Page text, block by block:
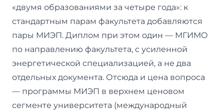
«двумя образованиями за четыре года»: к
стандартным парам факультета добавляются
пары МИЭП. Диплом при этом один — МГИМО
по направлению факультета, с усиленной
энергетической специализацией, а не два
отдельных документа. Отсюда и цена вопроса
— программы МИЭП в верхнем ценовом
сегменте университета (международный